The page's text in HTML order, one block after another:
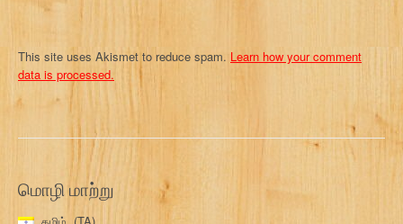
This site uses Akismet to reduce spam. Learn how your comment
data is processed.
மொழி மாற்று
தமிழ்
TA